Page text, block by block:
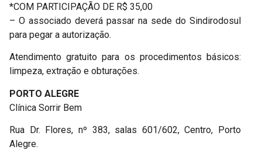
*COM PARTICIPAÇÃO DE R$ 35,00
– O associado deverá passar na sede do Sindirodosul
para pegar a autorização.
Atendimento gratuito para os procedimentos básicos:
limpeza, extração e obturações.
PORTO ALEGRE
Clínica Sorrir Bem
Rua Dr. Flores, nº 383, salas 601/602, Centro, Porto
Alegre.